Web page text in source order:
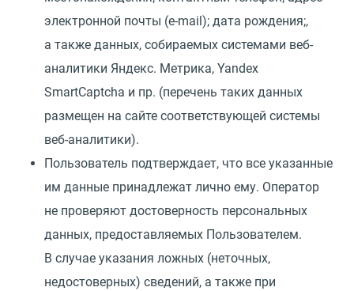
электронной почты (e-mail); дата рождения;,
а также данных, собираемых системами веб-
аналитики Яндекс. Метрика, Yandex
SmartCaptcha и пр. (перечень таких данных
размещен на сайте соответствующей системы
веб-аналитики).
Пользователь подтверждает, что все указанные
им данные принадлежат лично ему. Оператор
не проверяют достоверность персональных
данных, предоставляемых Пользователем.
В случае указания ложных (неточных,
недостоверных) сведений, а также при